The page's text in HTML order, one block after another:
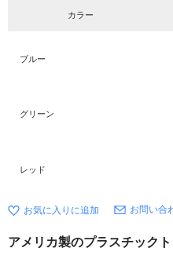
カラー
ブルー
グリーン
レッド
お問い合
アメリカ製のプラスチックト